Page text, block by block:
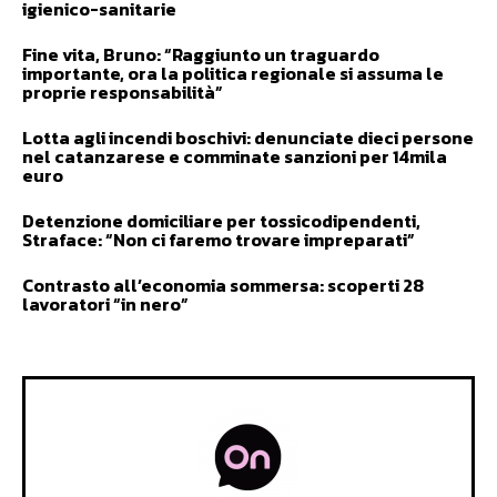
igienico-sanitarie
Fine vita, Bruno: “Raggiunto un traguardo
importante, ora la politica regionale si assuma le
proprie responsabilità”
Lotta agli incendi boschivi: denunciate dieci persone
nel catanzarese e comminate sanzioni per 14mila
euro
Detenzione domiciliare per tossicodipendenti,
Straface: “Non ci faremo trovare impreparati”
Contrasto all’economia sommersa: scoperti 28
lavoratori “in nero”